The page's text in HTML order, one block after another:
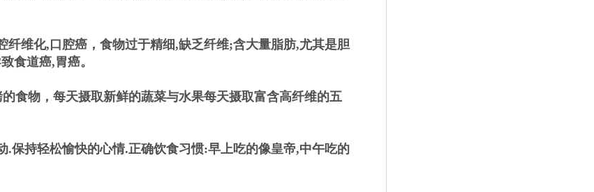
维化,口腔癌，食物过于精细,缺乏纤维;含大量脂肪,尤其是胆
食道癌,胃癌。
食物，每天摄取新鲜的蔬菜与水果每天摄取富含高纤维的五
.保持轻松愉快的心情.正确饮食习惯:早上吃的像皇帝,中午吃的